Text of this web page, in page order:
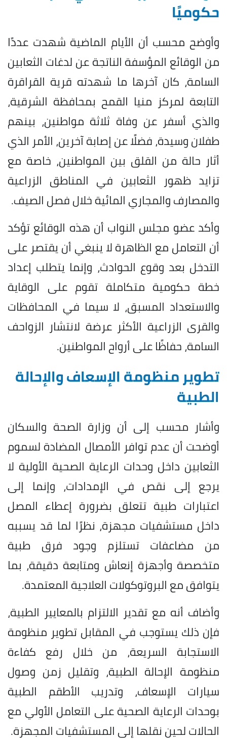
حكوميًا
وأوضح محسب أن الأيام الماضية شهدت عددًا
من الوقائع المؤسفة الناتجة عن لدغات الثعابين
السامة، كان آخرها ما شهدته قرية القراقرة
التابعة لمركز منيا القمح بمحافظة الشرقية،
والذي أسفر عن وفاة ثلاثة مواطنين، بينهم
طفلان وسيدة، فضلًا عن إصابة آخرين، الأمر الذي
أثار حالة من القلق بين المواطنين، خاصة مع
تزايد ظهور الثعابين في المناطق الزراعية
والمصارف والمجاري المائية خلال فصل الصيف.
وأكد عضو مجلس النواب أن هذه الوقائع تؤكد
أن التعامل مع الظاهرة لا ينبغي أن يقتصر على
التدخل بعد وقوع الحوادث، وإنما يتطلب إعداد
خطة حكومية متكاملة تقوم على الوقاية
والاستعداد المسبق، لا سيما في المحافظات
والقرى الزراعية الأكثر عرضة لانتشار الزواحف
السامة، حفاظًا على أرواح المواطنين.
تطوير منظومة الإسعاف والإحالة
الطبية
وأشار محسب إلى أن وزارة الصحة والسكان
أوضحت أن عدم توافر الأمصال المضادة لسموم
الثعابين داخل وحدات الرعاية الصحية الأولية لا
يرجع إلى نقص في الإمدادات، وإنما إلى
اعتبارات طبية تتعلق بضرورة إعطاء المصل
داخل مستشفيات مجهزة، نظرًا لما قد يسببه
من مضاعفات تستلزم وجود فرق طبية
متخصصة وأجهزة إنعاش ومتابعة دقيقة، بما
يتوافق مع البروتوكولات العلاجية المعتمدة.
وأضاف أنه مع تقدير الالتزام بالمعايير الطبية،
فإن ذلك يستوجب في المقابل تطوير منظومة
الاستجابة السريعة، من خلال رفع كفاءة
منظومة الإحالة الطبية، وتقليل زمن وصول
سيارات الإسعاف، وتدريب الأطقم الطبية
بوحدات الرعاية الصحية على التعامل الأولي مع
الحالات لحين نقلها إلى المستشفيات المجهزة.